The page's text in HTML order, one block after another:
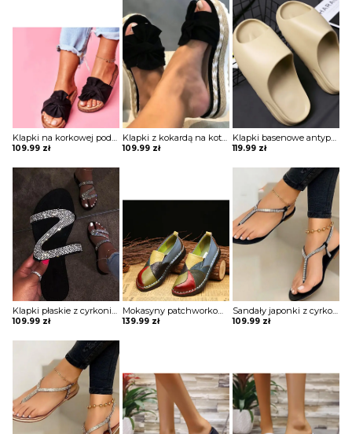
109.99 zł
Klapki z kokardą na koturnie
109.99 zł
Klapki basenowe antypoślizgowe
119.99 zł
109.99 zł
Mokasyny patchworkowe
139.99 zł
Sandały japonki z cyrkoniami
109.99 zł